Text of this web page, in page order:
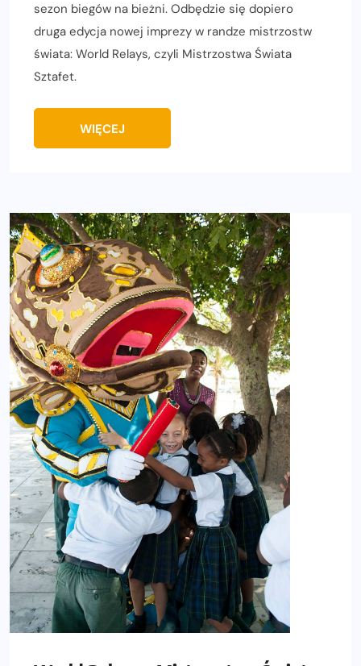
sezon biegów na bieżni. Odbędzie się dopiero
druga edycja nowej imprezy w randze mistrzostw
świata: World Relays, czyli Mistrzostwa Świata
Sztafet.
WIĘCEJ